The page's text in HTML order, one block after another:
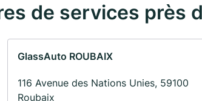
de services près
GlassAuto ROUBAIX
116 Avenue des Nations Unies, 59100
Roubaix